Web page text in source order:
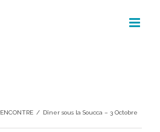
/ Dîner sous la Soucca – 3 Octobre